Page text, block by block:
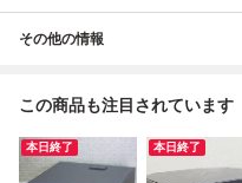
その他の情報
この商品も注目されています
本日終了 本日終了